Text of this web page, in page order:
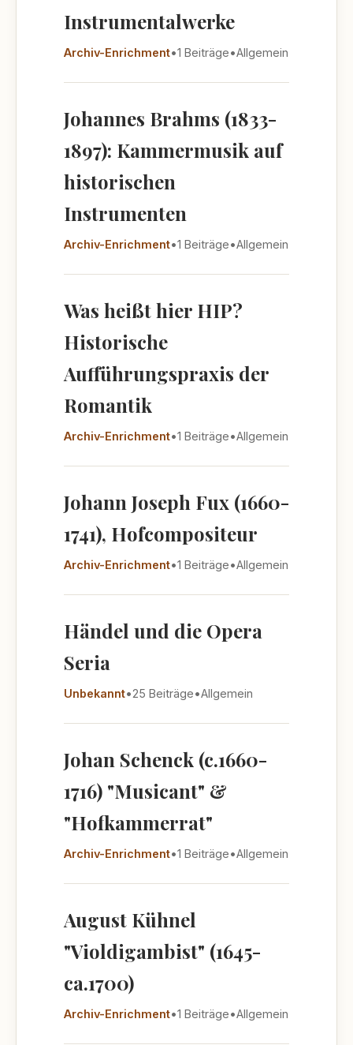
Instrumentalwerke
Archiv-Enrichment•1 Beiträge•Allgemein
Johannes Brahms (1833-
1897): Kammermusik auf
historischen
Instrumenten
Archiv-Enrichment•1 Beiträge•Allgemein
Was heißt hier HIP?
Historische
Aufführungspraxis der
Romantik
Archiv-Enrichment•1 Beiträge•Allgemein
Johann Joseph Fux (1660-
1741), Hofcompositeur
Archiv-Enrichment•1 Beiträge•Allgemein
Händel und die Opera
Seria
Unbekannt•25 Beiträge•Allgemein
Johan Schenck (c.1660-
1716) "Musicant" &
"Hofkammerrat"
Archiv-Enrichment•1 Beiträge•Allgemein
August Kühnel
"Violdigambist" (1645-
ca.1700)
Archiv-Enrichment•1 Beiträge•Allgemein